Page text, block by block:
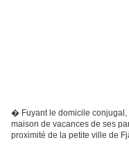
� Fuyant le domicile conjugal,
maison de vacances de ses
proximité de la petite ville de